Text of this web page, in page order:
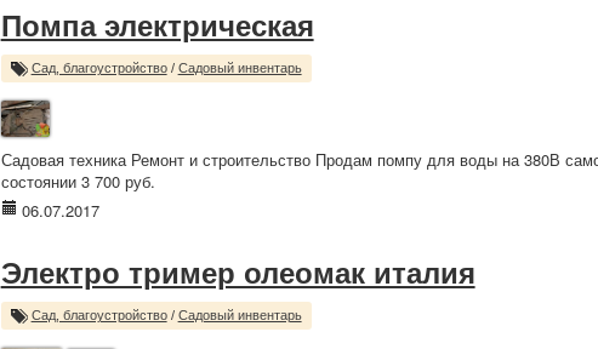
Помпа электрическая
Сад, благоустройство/ Садовый инвентарь
Садовая техника Ремонт и строительство Продам помпу для воды на 380В
состоянии 3 700 руб.
06.07.2017
Электро тример олеомак италия
Сад, благоустройство/ Садовый инвентарь